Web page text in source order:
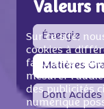
Valeurs
Énergie
Matières
Dont
Sur ce site,
cookies à
faciliter la
mesurer
des publicités
numérique